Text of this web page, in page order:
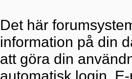
Det här
information på din
att göra din